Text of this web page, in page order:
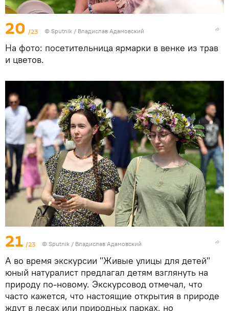
20 /23 © Sputnik / Владислав Адамовский
На фото: посетительница ярмарки в венке из трав
и цветов.
21 /23 © Sputnik / Владислав Адамовский
А во время экскурсии "Живые улицы для детей"
юный натуралист предлагал детям взглянуть на
природу по-новому. Экскурсовод отмечал, что
часто кажется, что настоящие открытия в природе
ждут в лесах или природных парках, но